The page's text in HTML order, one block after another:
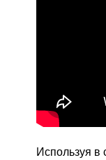
Используя